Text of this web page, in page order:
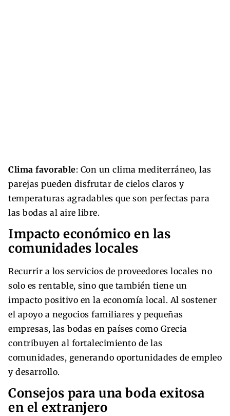
Clima favorable: Con un clima mediterráneo, las
parejas pueden disfrutar de cielos claros y
temperaturas agradables que son perfectas para
las bodas al aire libre.
Impacto económico en las
comunidades locales
Recurrir a los servicios de proveedores locales no
solo es rentable, sino que también tiene un
impacto positivo en la economía local. Al sostener
el apoyo a negocios familiares y pequeñas
empresas, las bodas en países como Grecia
contribuyen al fortalecimiento de las
comunidades, generando oportunidades de empleo
y desarrollo.
Consejos para una boda exitosa
en el extranjero